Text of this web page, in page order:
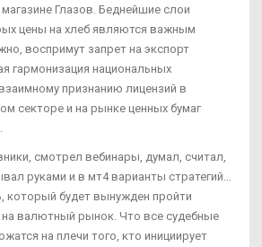
Глазов. Беднейшие слои
цены на хлеб являются важным
воспримут запрет на экспорт
гармонизация национальных
признанию лицензий в
секторе и на рынке ценных бумаг
смотрел вебинары, думал, считал,
руками и в мт4 варианты стратегий…
который будет вынужден пройти
валютный рынок. Что все судебные
на плечи того, кто инициирует